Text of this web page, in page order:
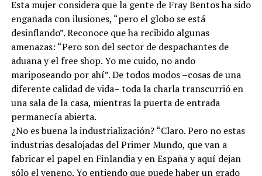
Esta mujer considera que la gente de Fray Bentos ha sido
engañada con ilusiones, “pero el globo se está
desinflando”. Reconoce que ha recibido algunas
amenazas: “Pero son del sector de despachantes de
aduana y el free shop. Yo me cuido, no ando
mariposeando por ahí”. De todos modos –cosas de una
diferente calidad de vida– toda la charla transcurrió en
una sala de la casa, mientras la puerta de entrada
permanecía abierta.
¿No es buena la industrialización? “Claro. Pero no estas
industrias desalojadas del Primer Mundo, que van a
fabricar el papel en Finlandia y en España y aquí dejan
sólo el veneno. Yo entiendo que puede haber un grado